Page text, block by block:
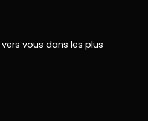
vous dans les plus